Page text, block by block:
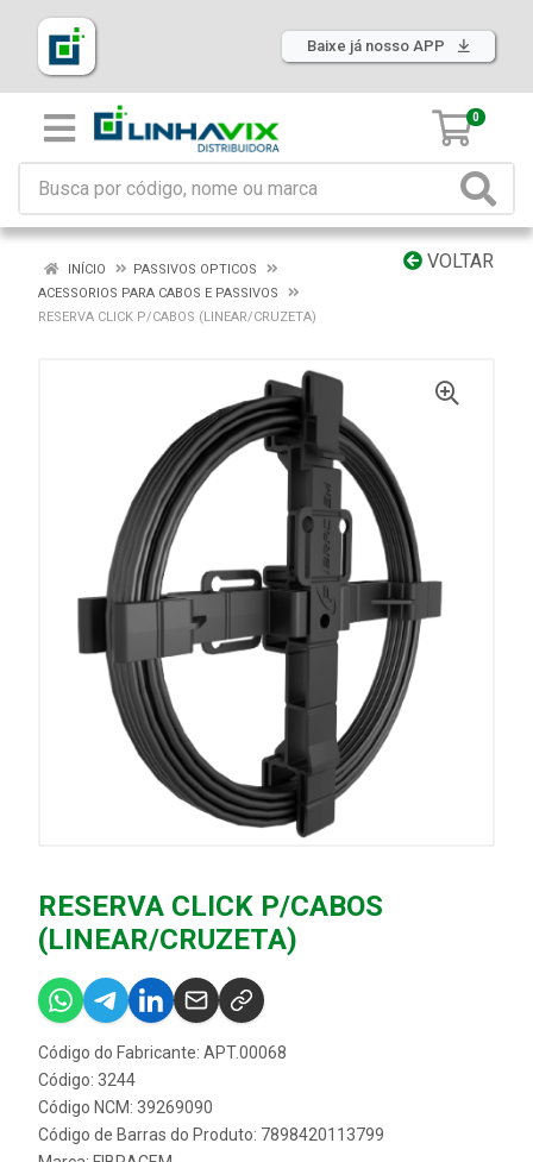
Baixe já nosso APP
0
VOLTAR
INÍCIO
PASSIVOS OPTICOS
ACESSORIOS PARA CABOS E PASSIVOS
RESERVA CLICK P/CABOS (LINEAR/CRUZETA)
RESERVA CLICK P/CABOS
(LINEAR/CRUZETA)
Código do Fabricante: APT.00068
Código: 3244
Código NCM: 39269090
Código de Barras do Produto: 7898420113799